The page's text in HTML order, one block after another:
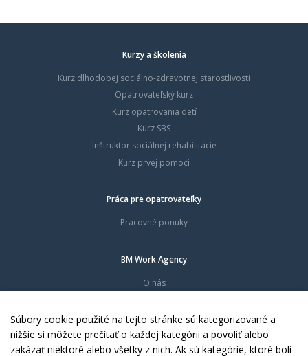
Kurzy a školenia
Kurz dlhodobej sociálno-zdravotnej starostlivosti
Opatrovateľský kurz
Kurz opatrovania detí
Kurz SBS
Inštruktor sociálnej rehabilitácie
Kurz prvej pomoci
Práca pre opatrovateľky
Pracovné ponuky
BM Work Agency
O nás
Dokumenty
Kontakty
Súbory cookie použité na tejto stránke sú kategorizované a
nižšie si môžete prečítať o každej kategórii a povoliť alebo
zakázať niektoré alebo všetky z nich. Ak sú kategórie, ktoré boli